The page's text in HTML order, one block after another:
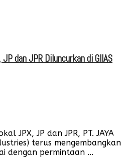
dan JPR Diluncurkan di GIIAS
JPX, JP dan JPR, PT. JAYA
terus mengembangkan
dengan permintaan ...